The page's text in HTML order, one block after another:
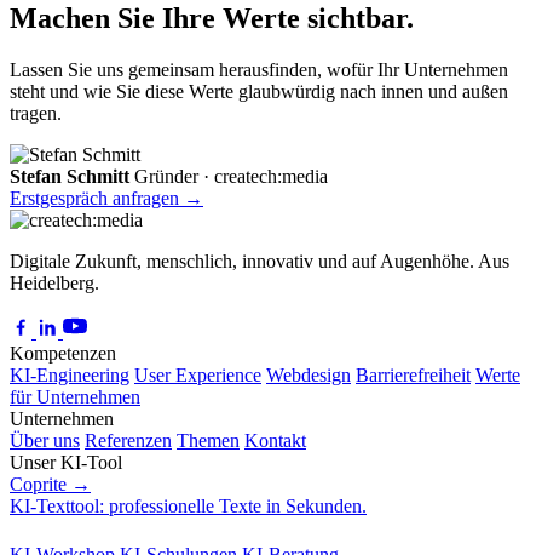
Machen Sie Ihre Werte sichtbar.
Lassen Sie uns gemeinsam herausfinden, wofür Ihr Unternehmen
steht und wie Sie diese Werte glaubwürdig nach innen und außen
tragen.
Stefan Schmitt Gründer · createch:media
Erstgespräch anfragen →
Digitale Zukunft, menschlich, innovativ und auf Augenhöhe. Aus
Heidelberg.
Kompetenzen
KI-Engineering User Experience Webdesign Barrierefreiheit Werte
für Unternehmen
Unternehmen
Über uns Referenzen Themen Kontakt
Unser KI-Tool
Coprite →
KI-Texttool: professionelle Texte in Sekunden.